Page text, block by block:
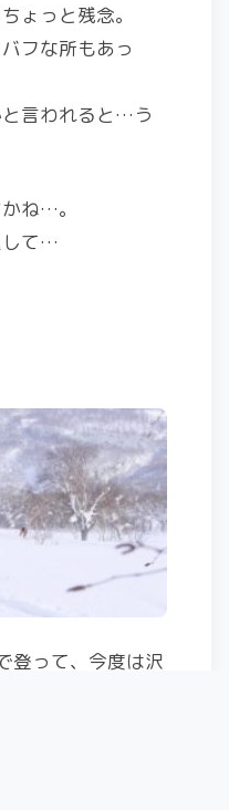
ょっと残念。
フな所もあっ
言われると…う
ね…。
して…
登って、今度は沢